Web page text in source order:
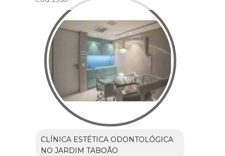
CLÍNICA ESTÉTICA ODONTOLÓGICA
NO JARDIM TABOÃO